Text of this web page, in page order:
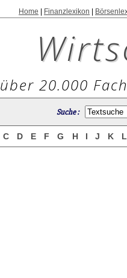
Home Finanzlexikon
über 20.000
Suche :
C D E F G H I J K